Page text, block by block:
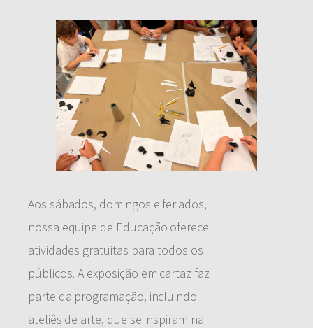
Aos sábados, domingos e feriados,
nossa equipe de Educação oferece
atividades gratuitas para todos os
públicos. A exposição em cartaz faz
parte da programação, incluindo
ateliês de arte, que se inspiram na